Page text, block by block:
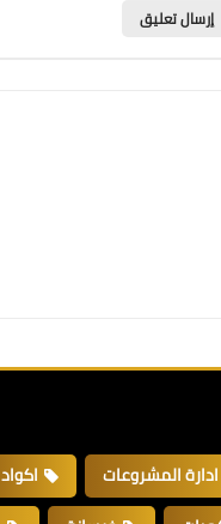
إرسال تعليق
ادارة المشروعات اكواد